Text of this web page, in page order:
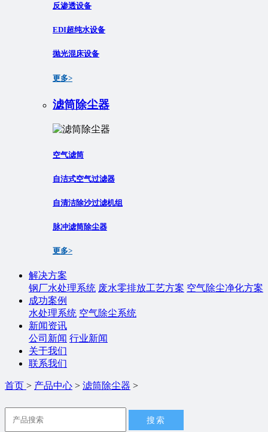
反渗透设备
EDI超纯水设备
抛光混床设备
更多>
滤筒除尘器
空气滤筒
自洁式空气过滤器
自清洁除沙过滤机组
脉冲滤筒除尘器
更多>
解决方案
钢厂水处理系统 废水零排放工艺方案 空气除尘净化方案
成功案例
水处理系统 空气除尘系统
新闻资讯
公司新闻 行业新闻
关于我们
联系我们
首页 > 产品中心 > 滤筒除尘器 >
搜索